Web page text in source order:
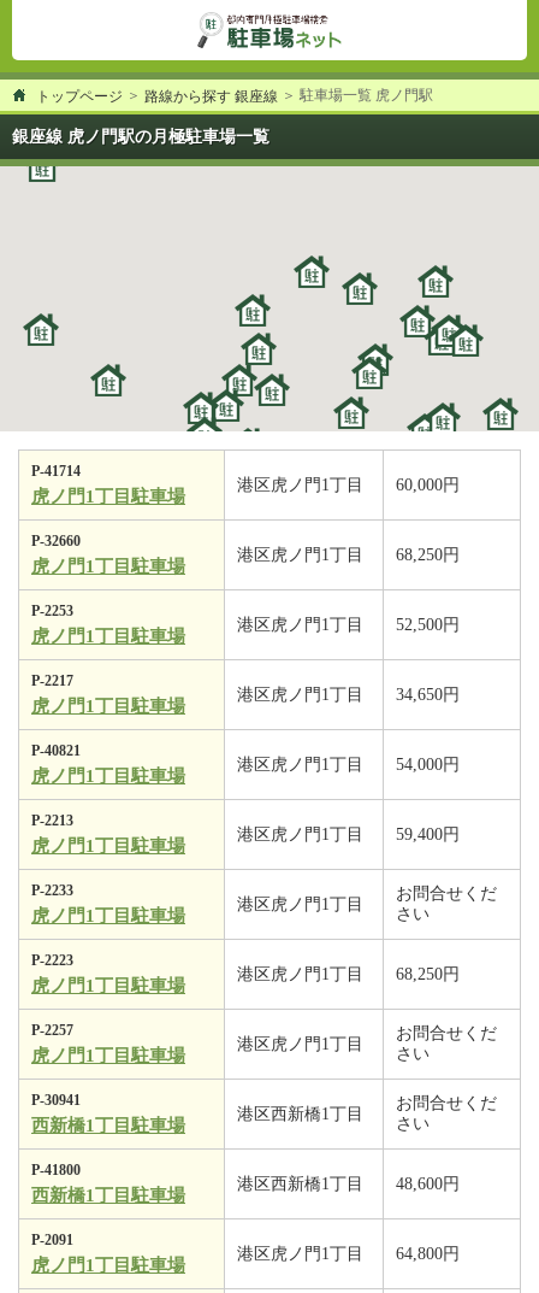
トップページ 路線から探す 銀座線 駐車場一覧 虎ノ門駅
銀座線 虎ノ門駅の月極駐車場一覧
P-41714
虎ノ門1丁目駐車場
港区虎ノ門1丁目 60,000円
P-32660
虎ノ門1丁目駐車場
港区虎ノ門1丁目 68,250円
P-2253
虎ノ門1丁目駐車場
港区虎ノ門1丁目 52,500円
P-2217
虎ノ門1丁目駐車場
港区虎ノ門1丁目 34,650円
P-40821
虎ノ門1丁目駐車場
港区虎ノ門1丁目 54,000円
P-2213
虎ノ門1丁目駐車場
港区虎ノ門1丁目 59,400円
P-2233
虎ノ門1丁目駐車場
港区虎ノ門1丁目
お問合せくだ
さい
P-2223
虎ノ門1丁目駐車場
港区虎ノ門1丁目 68,250円
P-2257
虎ノ門1丁目駐車場
港区虎ノ門1丁目
お問合せくだ
さい
P-30941
西新橋1丁目駐車場
港区西新橋1丁目
お問合せくだ
さい
P-41800
西新橋1丁目駐車場
港区西新橋1丁目 48,600円
P-2091
虎ノ門1丁目駐車場
港区虎ノ門1丁目 64,800円